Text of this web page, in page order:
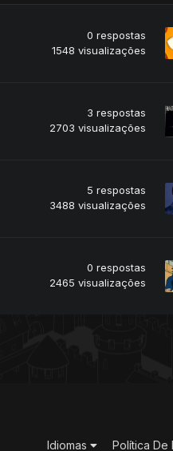
0 respostas
1548 visualizações
3 respostas
2703 visualizações
5 respostas
3488 visualizações
0 respostas
2465 visualizações
Idiomas Política De